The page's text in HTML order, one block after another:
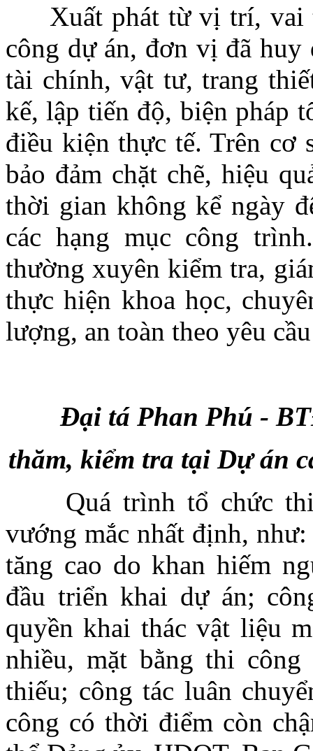
Xuất phát từ vị trí, vai
công dự án, đơn vị đã
tài chính, vật tư, trang
kế, lập tiến độ, biện pháp
điều kiện thực tế. Trên cơ
bảo đảm chặt chẽ, hiệu
thời gian không kể ngày
các hạng mục công
thường xuyên kiểm tra,
thực hiện khoa học,
lượng, an toàn theo yêu
Đại tá Phan Phú -
thăm, kiểm tra tại Dự án
Quá trình tổ chức thi
vướng mắc nhất định,
tăng cao do khan hiếm
đầu triển khai dự án;
quyền khai thác vật liệu
nhiều, mặt bằng thi
thiếu; công tác luân
công có thời điểm còn